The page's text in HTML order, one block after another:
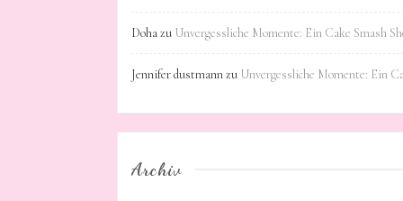
Dohazu Unvergessliche Momente: Ein Cake Smash
Jennifer dustmannzu Unvergessliche Momente: Ein
Archiv